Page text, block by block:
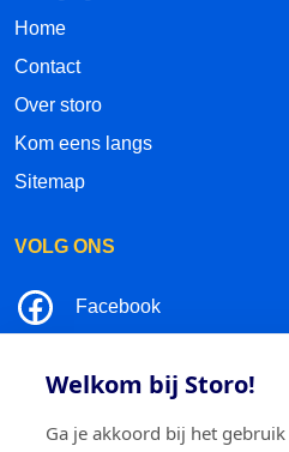
Welkom bij Storo!
Ga je akkoord bij het
Home
Contact
Over storo
Kom eens langs
Sitemap
VOLG ONS
Facebook